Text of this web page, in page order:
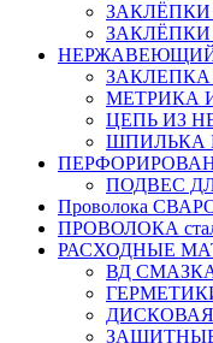
ЗАКЛЁПКИ
МЕТРИКА
ЦЕПЬ ИЗ
ШПИЛЬКА
ПОДВЕС
Проволока
ПРОВОЛОКА
РАСХОДНЫЕ
ВД СМАЗКА